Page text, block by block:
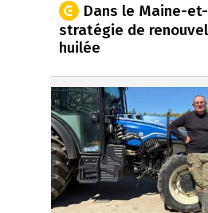
Dans le Maine-
stratégie de
huilée